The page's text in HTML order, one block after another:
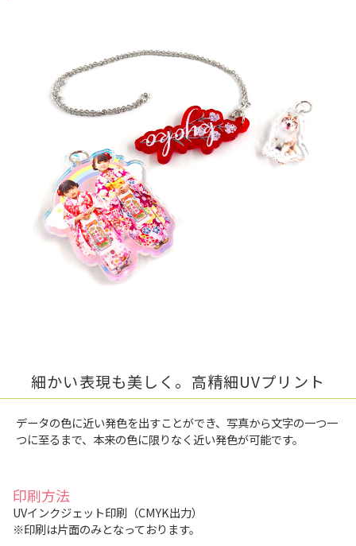
細かい表現も美しく。高精細UVプリント
データの色に近い発色を出すことができ、写真から文字の一つ一
つに至るまで、本来の色に限りなく近い発色が可能です。
印刷方法
UVインクジェット印刷（CMYK出力）
※印刷は片面のみとなっております。